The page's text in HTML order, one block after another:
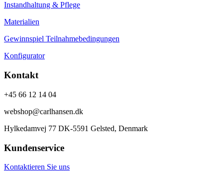
Instandhaltung & Pflege
Materialien
Gewinnspiel Teilnahmebedingungen
Konfigurator
Kontakt
+45 66 12 14 04
webshop@carlhansen.dk
Hylkedamvej 77 DK-5591 Gelsted, Denmark
Kundenservice
Kontaktieren Sie uns